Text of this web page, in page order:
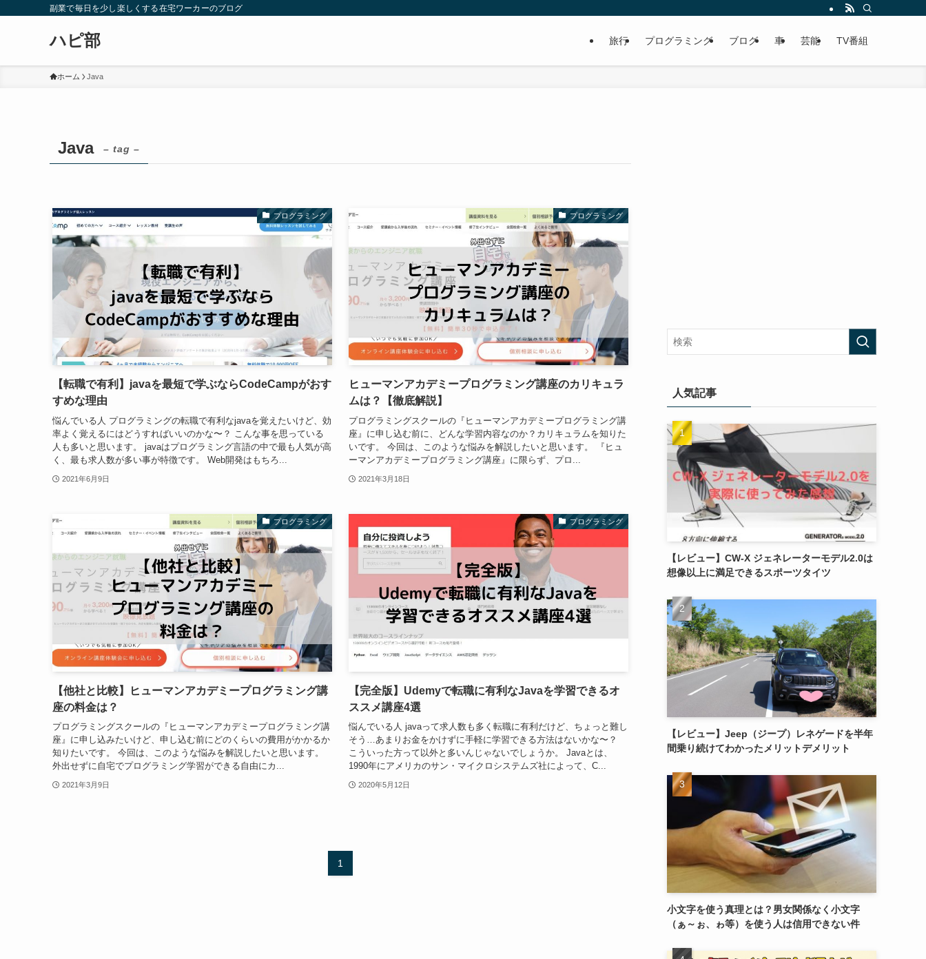
副業で毎日を少し楽しくする在宅ワーカーのブログ
ハピ部 旅行 プログラミング ブログ 車 芸能 TV番組
ホーム Java
Java – tag –
プログラミング
【転職で有利】javaを最短で学ぶならCodeCampがおす
すめな理由
悩んでいる人 プログラミングの転職で有利なjavaを覚えたいけど、効
率よく覚えるにはどうすればいいのかな〜？ こんな事を思っている
人も多いと思います。 javaはプログラミング言語の中で最も人気が高
く、最も求人数が多い事が特徴です。 Web開発はもちろ...
2021年6月9日
プログラミング
ヒューマンアカデミープログラミング講座のカリキュラ
ムは？【徹底解説】
プログラミングスクールの『ヒューマンアカデミープログラミング講
座』に申し込む前に、どんな学習内容なのか？カリキュラムを知りた
いです。 今回は、このような悩みを解説したいと思います。 『ヒュ
ーマンアカデミープログラミング講座』に限らず、プロ...
2021年3月18日
プログラミング
【他社と比較】ヒューマンアカデミープログラミング講
座の料金は？
プログラミングスクールの『ヒューマンアカデミープログラミング講
座』に申し込みたいけど、申し込む前にどのくらいの費用がかかるか
知りたいです。 今回は、このような悩みを解説したいと思います。
外出せずに自宅でプログラミング学習ができる自由にカ...
2021年3月9日
プログラミング
【完全版】Udemyで転職に有利なJavaを学習できるオ
ススメ講座4選
悩んでいる人 javaって求人数も多く転職に有利だけど、ちょっと難し
そう…あまりお金をかけずに手軽に学習できる方法はないかな〜？
こういった方って以外と多いんじゃないでしょうか。 Javaとは、
1990年にアメリカのサン・マイクロシステムズ社によって、C...
2020年5月12日
1
人気記事
【レビュー】CW-X ジェネレーターモデル2.0は
想像以上に満足できるスポーツタイツ
【レビュー】Jeep（ジープ）レネゲードを半年
間乗り続けてわかったメリットデメリット
小文字を使う真理とは？男女関係なく小文字
（ぁ～ぉ、ゎ等）を使う人は信用できない件